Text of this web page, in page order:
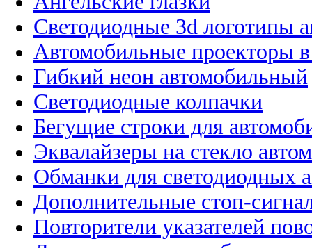
Светодиодные 3d логотипы
Автомобильные проекторы
Гибкий неон автомобильный
Светодиодные колпачки
Бегущие строки для
Эквалайзеры на стекло
Обманки для светодиодных
Дополнительные стоп-
Повторители указателей